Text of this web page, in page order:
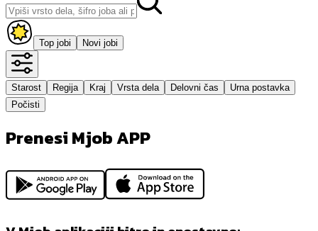
Top jobi Novi jobi
Starost Regija Kraj Vrsta dela Delovni čas
Urna postavka
Počisti
Prenesi Mjob APP